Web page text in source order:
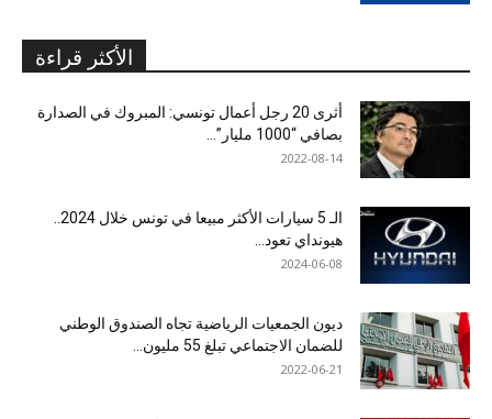
الأكثر قراءة
أثرى 20 رجل أعمال تونسي: المبروك في الصدارة
بصافي “1000 مليار”...
2022-08-14
هيونداي تعود...
2024-06-08
ديون الجمعيات الرياضية تجاه الصندوق الوطني
للضمان الاجتماعي تبلغ 55 مليون...
2022-06-21